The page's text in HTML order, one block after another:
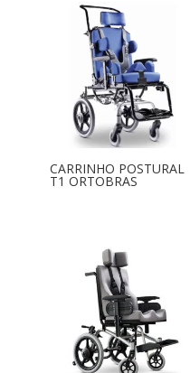
CARRINHO POSTURAL
T1 ORTOBRAS